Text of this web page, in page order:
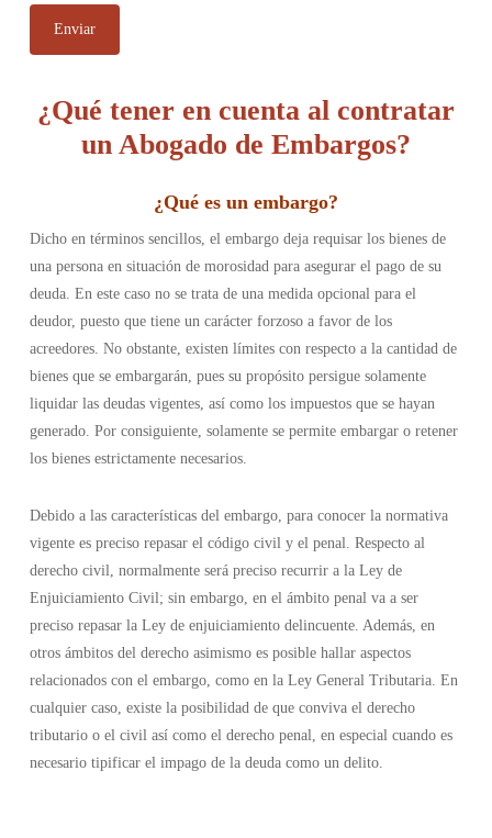
¿Qué tener en cuenta al contratar
un Abogado de Embargos?
¿Qué es un embargo?
Dicho en términos sencillos, el embargo deja requisar los bienes de
una persona en situación de morosidad para asegurar el pago de su
deuda. En este caso no se trata de una medida opcional para el
deudor, puesto que tiene un carácter forzoso a favor de los
acreedores. No obstante, existen límites con respecto a la cantidad de
bienes que se embargarán, pues su propósito persigue solamente
liquidar las deudas vigentes, así como los impuestos que se hayan
generado. Por consiguiente, solamente se permite embargar o retener
los bienes estrictamente necesarios.
Debido a las características del embargo, para conocer la normativa
vigente es preciso repasar el código civil y el penal. Respecto al
derecho civil, normalmente será preciso recurrir a la Ley de
Enjuiciamiento Civil; sin embargo, en el ámbito penal va a ser
preciso repasar la Ley de enjuiciamiento delincuente. Además, en
otros ámbitos del derecho asimismo es posible hallar aspectos
relacionados con el embargo, como en la Ley General Tributaria. En
cualquier caso, existe la posibilidad de que conviva el derecho
tributario o el civil así como el derecho penal, en especial cuando es
necesario tipificar el impago de la deuda como un delito.